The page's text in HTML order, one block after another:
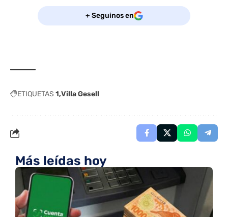
+ Seguinos en
ETIQUETAS 1 Villa Gesell
Más leídas hoy